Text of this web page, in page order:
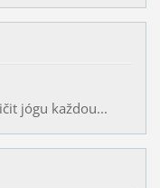
jógu každou...